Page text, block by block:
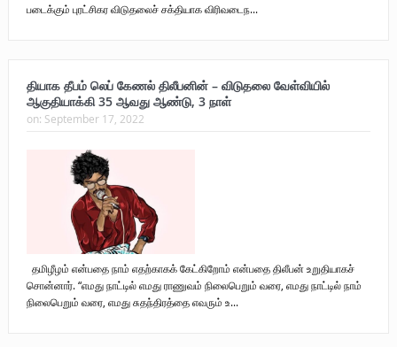
படைக்கும் புரட்சிகர விடுதலைச் சக்தியாக விரிவடைந...
தியாக தீபம் லெப் கேணல் திலீபனின் – விடுதலை வேள்வியில்
ஆகுதியாக்கி 35 ஆவது ஆண்டு, 3 நாள்
on: September 17, 2022
தமிழீழம் என்பதை நாம் எதற்காகக் கேட்கிறோம் என்பதை திலீபன் உறுதியாகச்
சொன்னார். “எமது நாட்டில் எமது ராணுவம் நிலைபெறும் வரை, எமது நாட்டில் நாம்
நிலைபெறும் வரை, எமது சுதந்திரத்தை எவரும் உ...